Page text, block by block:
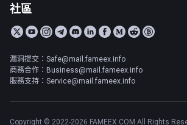
社區
漏洞提交：Safe@mail.fameex.info
商務合作：Business@mail.fameex.info
服務支持：Service@mail.fameex.info
Copyright © 2022-2026 FAMEEX.COM All Rights